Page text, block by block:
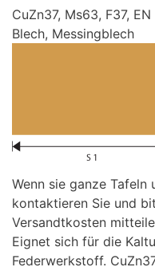
CuZn37, Ms63, F37,
Blech, Messingblech
Wenn sie ganze
kontaktieren Sie und
Versandtkosten
Eignet sich für die
Federwerkstoff.